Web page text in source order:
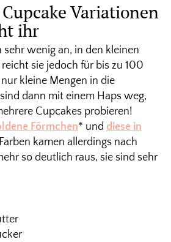
Variationen
ihr
wenig an, in den kleinen
sie jedoch für bis zu 100
kleine Mengen in die
dann mit einem Haps weg,
Cupcakes probieren!
Förmchen* und diese in
kamen allerdings nach
so deutlich raus, sie sind sehr